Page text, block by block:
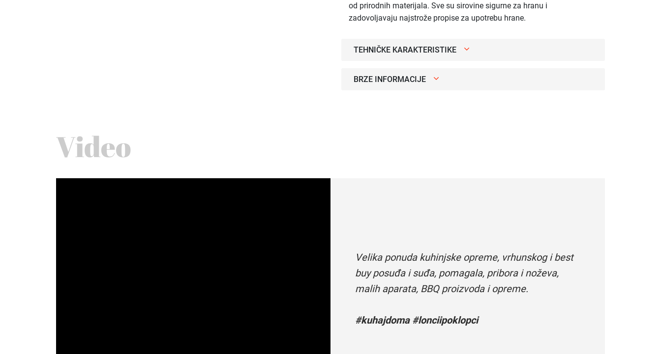
od prirodnih materijala. Sve su sirovine sigurne za hranu i
zadovoljavaju najstrože propise za upotrebu hrane.
TEHNIČKE KARAKTERISTIKE
BRZE INFORMACIJE
Video
Velika ponuda kuhinjske opreme, vrhunskog i best
buy posuđa i suđa, pomagala, pribora i noževa,
malih aparata, BBQ proizvoda i opreme.
#kuhajdoma #lonciipoklopci